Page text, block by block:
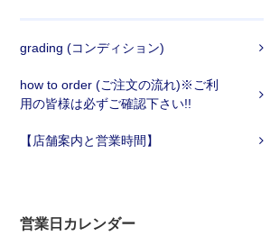
grading (コンディション)
how to order (ご注文の流れ)※ご利
用の皆様は必ずご確認下さい!!
【店舗案内と営業時間】
営業日カレンダー